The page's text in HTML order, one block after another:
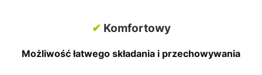
✔ Komfortowy
Możliwość łatwego składania i przechowywania